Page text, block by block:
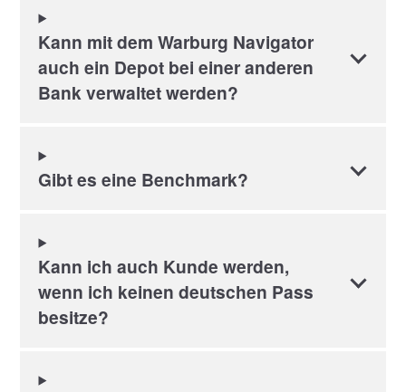
Kann mit dem Warburg Navigator
auch ein Depot bei einer anderen
Bank verwaltet werden?
Gibt es eine Benchmark?
Kann ich auch Kunde werden,
wenn ich keinen deutschen Pass
besitze?